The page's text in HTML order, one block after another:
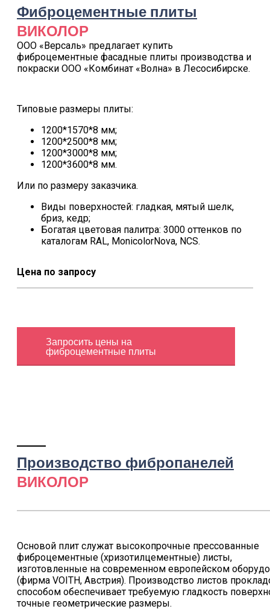
Фиброцементные плиты
ВИКОЛОР
ООО «Версаль» предлагает купить
фиброцементные фасадные плиты производства и
покраски ООО «Комбинат «Волна» в Лесосибирске.
Типовые размеры плиты:
1200*1570*8 мм;
1200*2500*8 мм;
1200*3000*8 мм;
1200*3600*8 мм.
Или по размеру заказчика.
Виды поверхностей: гладкая, мятый шелк,
бриз, кедр;
Богатая цветовая палитра: 3000 оттенков по
каталогам RAL, MonicolorNova, NCS.
Цена по запросу
Запросить цены на
фиброцементные плиты
Производство фибропанелей
ВИКОЛОР
Основой плит служат высокопрочные прессованные
фиброцементные (хризотилцементные) листы,
изготовленные на современном европейском
(фирма VOITH, Австрия). Производство листов
способом обеспечивает требуемую гладкость
точные геометрические размеры.